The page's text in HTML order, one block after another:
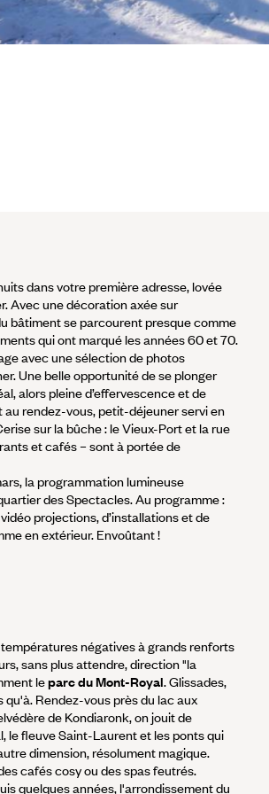
dans votre première adresse, lovée
Avec une décoration axée sur
bâtiment se parcourent presque comme
qui ont marqué les années 60 et 70.
avec une sélection de photos
Une belle opportunité de se plonger
alors pleine d’effervescence et de
rendez-vous, petit-déjeuner servi en
sur la bûche : le Vieux-Port et la rue
et cafés – sont à portée de
la programmation lumineuse
des Spectacles. Au programme :
projections, d’installations et de
en extérieur. Envoûtant !
négatives à grands renforts
sans plus attendre, direction "la
leparc du Mont-Royal. Glissades,
qu'à. Rendez-vous près du lac aux
de Kondiaronk, on jouit de
le fleuve Saint-Laurent et les ponts qui
dimension, résolument magique.
cafés cosy ou des spas feutrés.
quelques années, l'arrondissement du